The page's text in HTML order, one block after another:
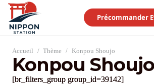
Précommander
Accueil / Thème / Konpou Shoujo
Konpou Shoujo
[br_filters_group group_id=39142]